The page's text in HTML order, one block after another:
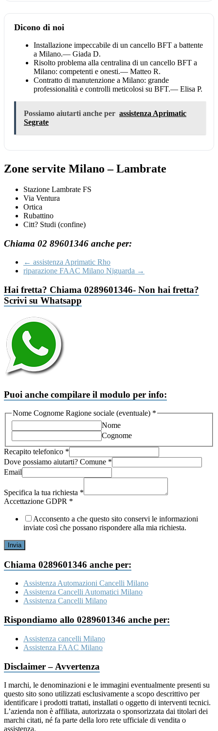
Dicono di noi
Installazione impeccabile di un cancello BFT a battente
a Milano.— Giada D.
Risolto problema alla centralina di un cancello BFT a
Milano: competenti e onesti.— Matteo R.
Contratto di manutenzione a Milano: grande
professionalità e controlli meticolosi su BFT.— Elisa P.
Possiamo aiutarti anche per assistenza Aprimatic
Segrate
Zone servite Milano – Lambrate
Stazione Lambrate FS
Via Ventura
Ortica
Rubattino
Citt? Studi (confine)
Chiama 02 89601346 anche per:
← assistenza Aprimatic Rho
riparazione FAAC Milano Niguarda →
Hai fretta? Chiama 0289601346- Non hai fretta?
Scrivi su Whatsapp
Puoi anche compilare il modulo per info:
Nome Cognome Ragione sociale (eventuale) *
Nome
Cognome
Recapito telefonico *
Dove possiamo aiutarti? Comune *
Email
(eventuale)
Comune
Specifica la tua richiesta *
Accettazione GDPR *
Acconsento a che questo sito conservi le informazioni
inviate così che possano rispondere alla mia richiesta.
Invia
Chiama 0289601346 anche per:
Assistenza Automazioni Cancelli Milano
Assistenza Cancelli Automatici Milano
Assistenza Cancelli Milano
Rispondiamo allo 0289601346 anche per:
Assistenza cancelli Milano
Assistenza FAAC Milano
Disclaimer – Avvertenza
I marchi, le denominazioni e le immagini eventualmente presenti su
questo sito sono utilizzati esclusivamente a scopo descrittivo per
identificare i prodotti trattati, installati o oggetto di interventi tecnici.
L’azienda non è affiliata, autorizzata o sponsorizzata dai titolari dei
marchi citati, né fa parte della loro rete ufficiale di vendita o
assistenza.